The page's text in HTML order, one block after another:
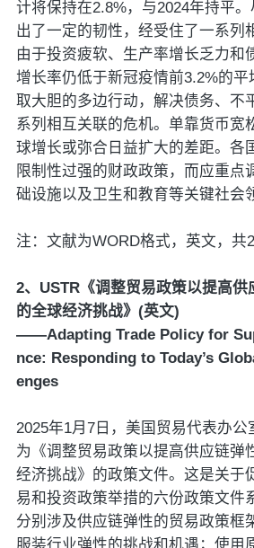
计将保持在2.8%，与2024年持平
出了一定的韧性，经受住了一系列
由于投资疲软、生产率增长乏力和
增长率仍低于新冠疫情前3.2%的
取大胆的多边行动，解决债务、不
系列相互关联的危机。单靠货币宽
球增长或弥合日益扩大的差距。各
限制性过强的财政政策，而应重点
础设施以及卫生和教育等关键社会
注：文献为WORD格式，英文，共
2、USTR《调整贸易政策以提高
的全球经济挑战》(英文)
——Adapting Trade Policy for
nce: Responding to Today’s
enges
2025年1月7日，美国贸易代表办公
为《调整贸易政策以提高供应链弹
经济挑战》的政策文件。这是关于
易和投资政策举措的六份政策文件
分别涉及供应链弹性的贸易政策框